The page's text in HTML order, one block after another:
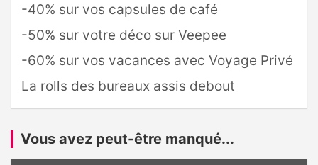
-40% sur vos capsules de café
-50% sur votre déco sur Veepee
-60% sur vos vacances avec Voyage Privé
La rolls des bureaux assis debout
Vous avez peut-être manqué...